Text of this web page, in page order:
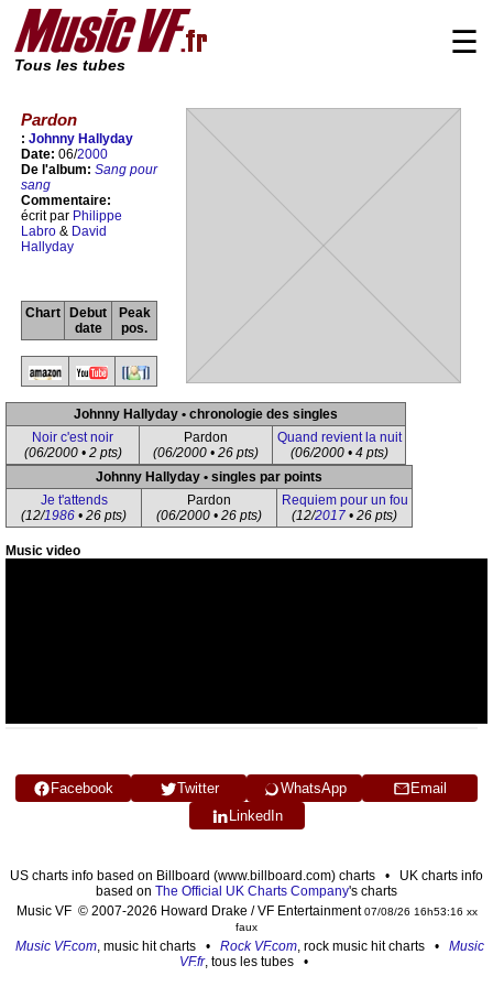
Tous les tubes
☰
Pardon
: Johnny Hallyday
Date: 06/2000
De l'album: Sang pour
sang
Commentaire:
écrit par Philippe
Labro & David
Hallyday
Chart
Debut
date
Peak
pos.
Johnny Hallyday • chronologie des singles
Noir c'est noir
(06/2000 • 2 pts)
Pardon
(06/2000 • 26 pts)
Quand revient la nuit
(06/2000 • 4 pts)
Johnny Hallyday • singles par points
Je t'attends
(12/1986 • 26 pts)
Pardon
(06/2000 • 26 pts)
Requiem pour un fou
(12/2017 • 26 pts)
Music video
Facebook Twitter WhatsApp
Email
LinkedIn
US charts info based on Billboard (www.billboard.com) charts • UK charts info
based on The Official UK Charts Company's charts
Music VF © 2007-2026 Howard Drake / VF Entertainment07/08/26 16h53:16 xx
faux
Music VF.com, music hit charts • Rock VF.com, rock music hit charts • Music
VF.fr, tous les tubes •